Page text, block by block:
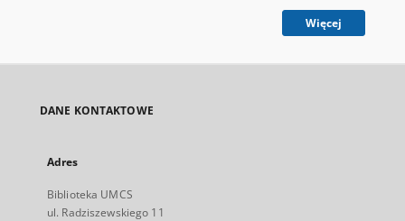
Więcej
DANE KONTAKTOWE
Adres
Biblioteka UMCS
ul. Radziszewskiego 11